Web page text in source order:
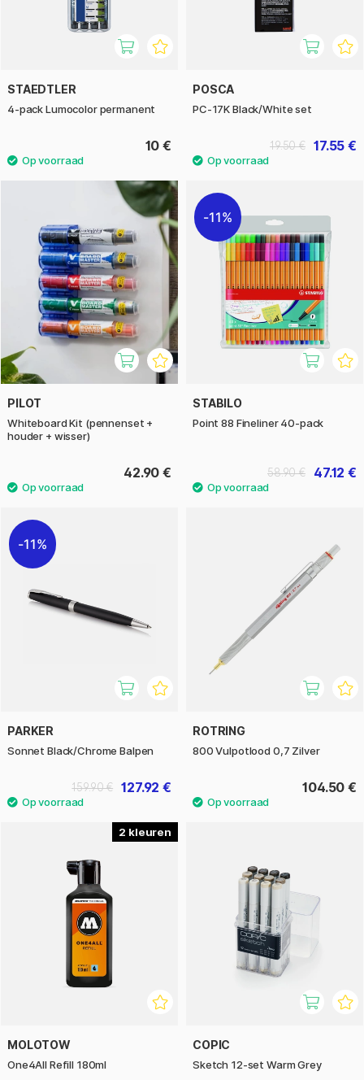
STAEDTLER
4-pack Lumocolor permanent
10 €
POSCA
PC-17K Black/White set
17.55 €
19.50 €
PILOT
Whiteboard Kit (pennenset +
houder + wisser)
42.90 €
11%
STABILO
Point 88 Fineliner 40-pack
47.12 €
58.90 €
11%
PARKER
Sonnet Black/Chrome Balpen
127.92 €
159.90 €
ROTRING
800 Vulpotlood 0,7 Zilver
104.50 €
2
MOLOTOW
One4All Refill 180ml
COPIC
Sketch 12-set Warm Grey